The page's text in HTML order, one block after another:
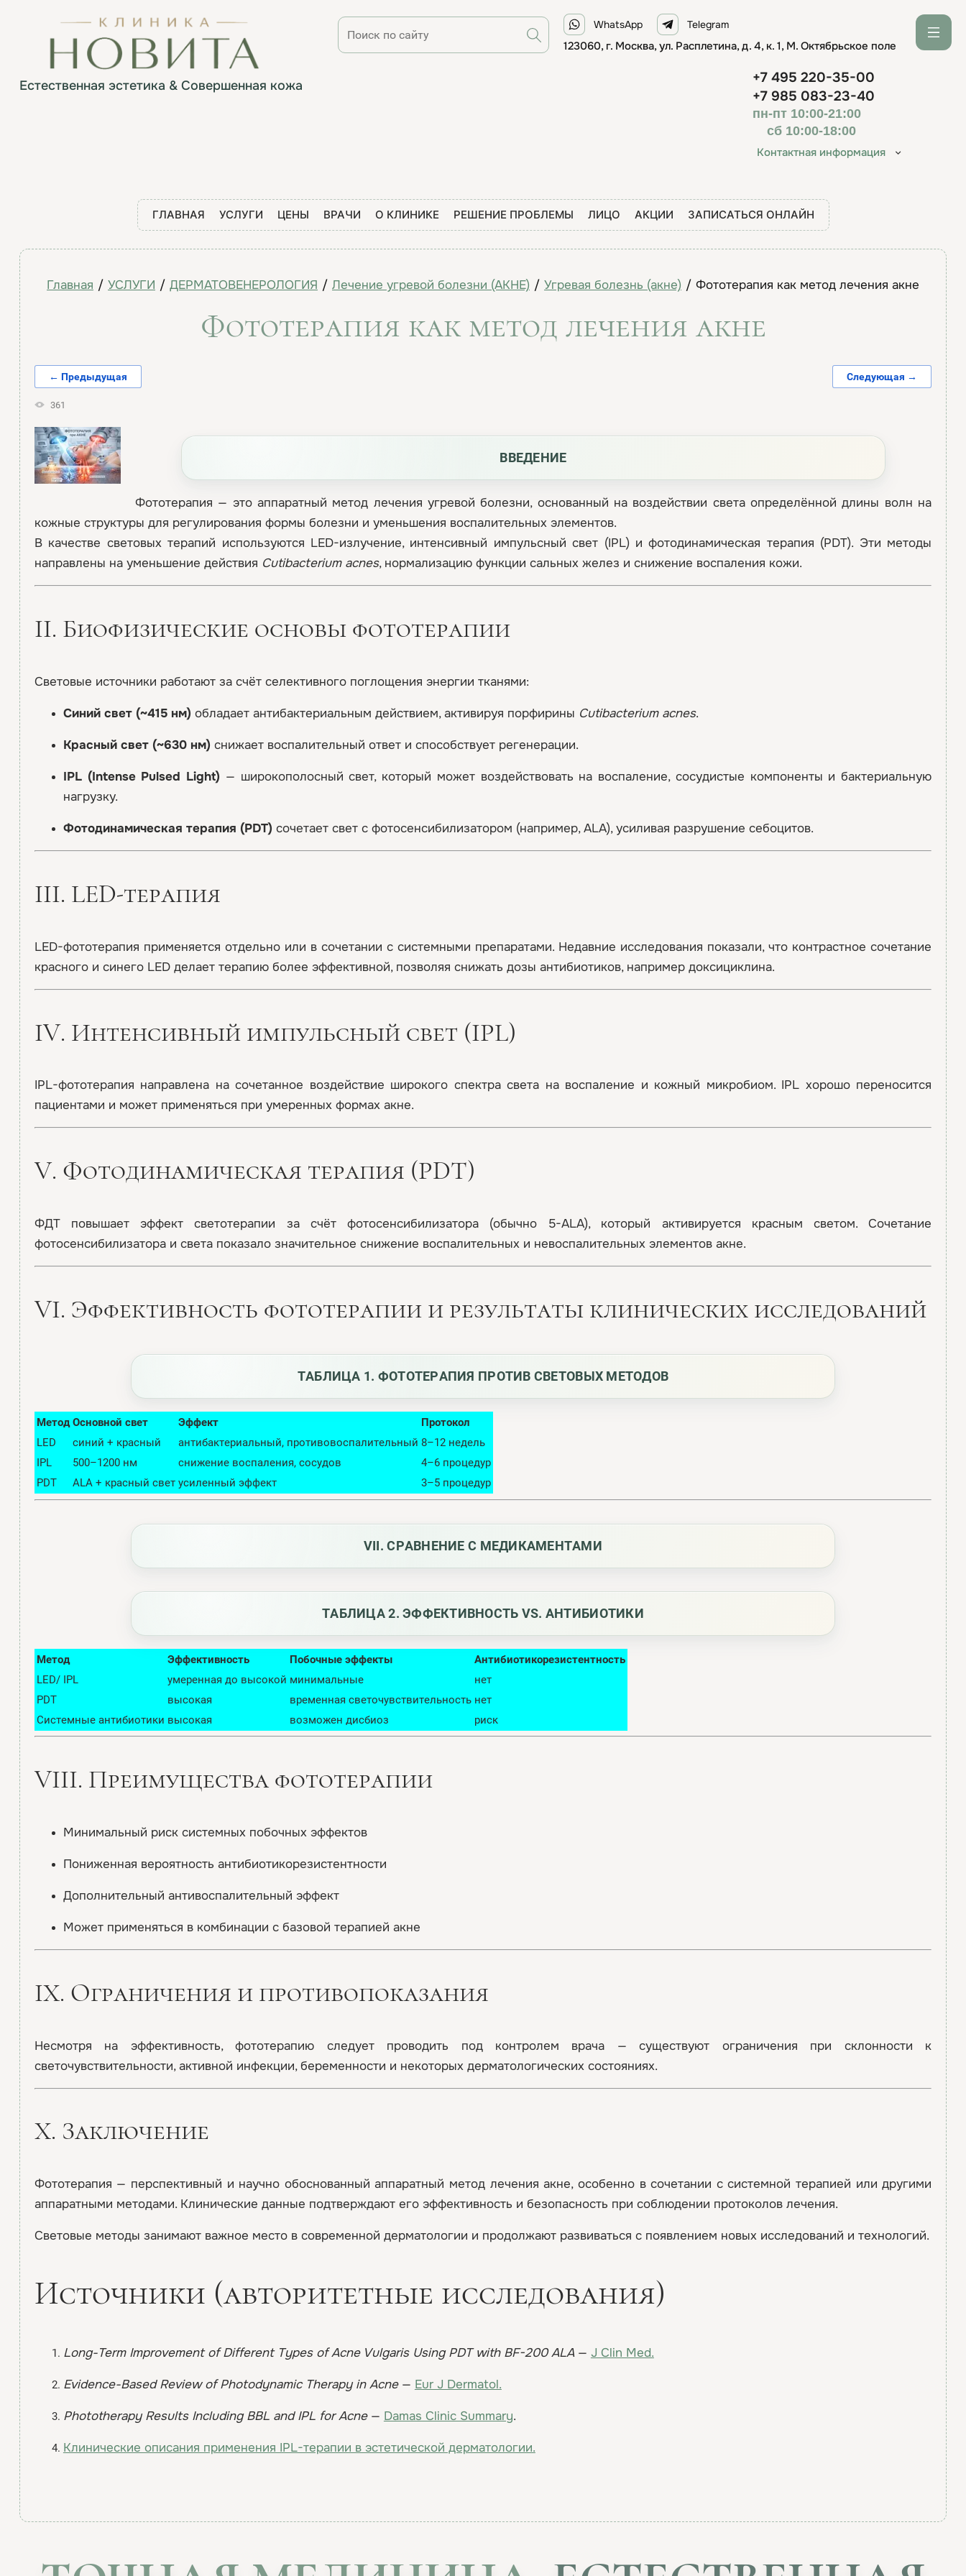
Естественная эстетика & Совершенная кожа
WhatsApp Telegram
123060, г. Москва, ул. Расплетина, д. 4, к. 1, М. Октябрьское поле
+7 495 220-35-00
+7 985 083-23-40
пн-пт 10:00-21:00
сб 10:00-18:00
Контактная информация
ГЛАВНАЯ УСЛУГИ ЦЕНЫ ВРАЧИ О КЛИНИКЕ РЕШЕНИЕ ПРОБЛЕМЫ ЛИЦО АКЦИИ ЗАПИСАТЬСЯ ОНЛАЙН
Главная / УСЛУГИ / ДЕРМАТОВЕНЕРОЛОГИЯ / Лечение угревой болезни (АКНЕ) / Угревая болезнь (акне) / Фототерапия как метод лечения акне
Фототерапия как метод лечения акне
← Предыдущая Следующая →
361
ВВЕДЕНИЕ
Фототерапия — это аппаратный метод лечения угревой болезни, основанный на воздействии света определённой длины волн на
кожные структуры для регулирования формы болезни и уменьшения воспалительных элементов.
В качестве световых терапий используются LED-излучение, интенсивный импульсный свет (IPL) и фотодинамическая терапия (PDT). Эти методы
направлены на уменьшение действия Cutibacterium acnes, нормализацию функции сальных желез и снижение воспаления кожи.
II. Биофизические основы фототерапии
Световые источники работают за счёт селективного поглощения энергии тканями:
Синий свет (~415 нм) обладает антибактериальным действием, активируя порфирины Cutibacterium acnes.
Красный свет (~630 нм) снижает воспалительный ответ и способствует регенерации.
IPL (Intense Pulsed Light) — широкополосный свет, который может воздействовать на воспаление, сосудистые компоненты и бактериальную
нагрузку.
Фотодинамическая терапия (PDT) сочетает свет с фотосенсибилизатором (например, ALA), усиливая разрушение себоцитов.
III. LED-терапия
LED-фототерапия применяется отдельно или в сочетании с системными препаратами. Недавние исследования показали, что контрастное сочетание
красного и синего LED делает терапию более эффективной, позволяя снижать дозы антибиотиков, например доксициклина.
IV. Интенсивный импульсный свет (IPL)
IPL-фототерапия направлена на сочетанное воздействие широкого спектра света на воспаление и кожный микробиом. IPL хорошо переносится
пациентами и может применяться при умеренных формах акне.
V. Фотодинамическая терапия (PDT)
ФДТ повышает эффект светотерапии за счёт фотосенсибилизатора (обычно 5-ALA), который активируется красным светом. Сочетание
фотосенсибилизатора и света показало значительное снижение воспалительных и невоспалительных элементов акне.
VI. Эффективность фототерапии и результаты клинических исследований
ТАБЛИЦА 1. ФОТОТЕРАПИЯ ПРОТИВ СВЕТОВЫХ МЕТОДОВ
Метод Основной свет Эффект
Протокол
LED
синий + красный антибактериальный, противовоспалительный 8–12 недель
IPL
500–1200 нм снижение воспаления, сосудов
4–6 процедур
PDT
ALA + красный свет усиленный эффект 3–5 процедур
VII. СРАВНЕНИЕ С МЕДИКАМЕНТАМИ
ТАБЛИЦА 2. ЭФФЕКТИВНОСТЬ VS. АНТИБИОТИКИ
Метод Эффективность Побочные эффекты
Антибиотикорезистентность
LED/ IPL
умеренная до высокой минимальные
нет
PDT
высокая временная светочувствительность нет
Системные антибиотики высокая возможен дисбиоз риск
VIII. Преимущества фототерапии
Минимальный риск системных побочных эффектов
Пониженная вероятность антибиотикорезистентности
Дополнительный антивоспалительный эффект
Может применяться в комбинации с базовой терапией акне
IX. Ограничения и противопоказания
Несмотря на эффективность, фототерапию следует проводить под контролем врача — существуют ограничения при склонности к
светочувствительности, активной инфекции, беременности и некоторых дерматологических состояниях.
X. Заключение
Фототерапия — перспективный и научно обоснованный аппаратный метод лечения акне, особенно в сочетании с системной терапией или другими
аппаратными методами. Клинические данные подтверждают его эффективность и безопасность при соблюдении протоколов лечения.
Световые методы занимают важное место в современной дерматологии и продолжают развиваться с появлением новых исследований и технологий.
Источники (авторитетные исследования)
Long-Term Improvement of Different Types of Acne Vulgaris Using PDT with BF-200 ALA— J Clin Med.
Evidence-Based Review of Photodynamic Therapy in Acne— Eur J Dermatol.
Phototherapy Results Including BBL and IPL for Acne— Damas Clinic Summary.
Клинические описания применения IPL-терапии в эстетической дерматологии.